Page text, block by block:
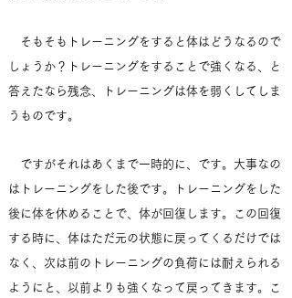
そもそもトレーニングをすると体はどうなるので
しょうか？トレーニングをすることで強くなる、と
答えたなら残念、トレーニングは体を弱くしてしま
うものです。
ですがそれはあくまで一時的に、です。大事なの
はトレーニングをした後です。トレーニングをした
後に体を休めることで、体が回復します。この回復
する時に、体はただ元の状態に戻ってくるだけでは
なく、次は前のトレーニングの負荷には耐えられる
ようにと、以前よりも強くなって戻ってきます。こ